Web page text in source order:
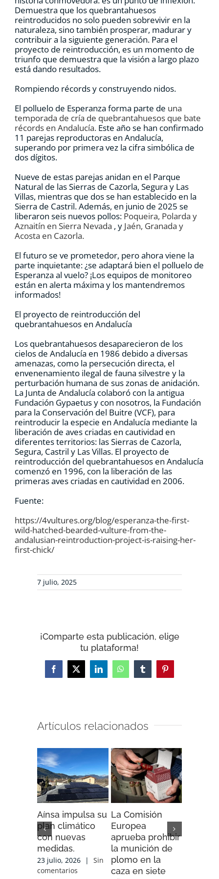
Demuestra que los quebrantahuesos
reintroducidos no solo pueden sobrevivir en la
naturaleza, sino también prosperar, madurar y
contribuir a la siguiente generación. Para el
proyecto de reintroducción, es un momento de
triunfo que demuestra que la visión a largo plazo
está dando resultados.
Rompiendo récords y construyendo nidos.
El polluelo de Esperanza forma parte de una
temporada de cría de quebrantahuesos que bate
récords en Andalucía.Este año se han confirmado
11 parejas reproductoras en Andalucía,
superando por primera vez la cifra simbólica de
dos dígitos.
Nueve de estas parejas anidan en el Parque
Natural de las Sierras de Cazorla, Segura y Las
Villas, mientras que dos se han establecido en la
Sierra de Castril. Además, en junio de 2025 se
liberaron seis nuevos pollos: Poqueira, Polarda y
Aznaitín en Sierra Nevada , y Jaén, Granada y
Acosta en Cazorla.
El futuro se ve prometedor, pero ahora viene la
parte inquietante: ¿se adaptará bien el polluelo de
Esperanza al vuelo? ¡Los equipos de monitoreo
están en alerta máxima y los mantendremos
informados!
El proyecto de reintroducción del
quebrantahuesos en Andalucía
Los quebrantahuesos desaparecieron de los
cielos de Andalucía en 1986 debido a diversas
amenazas, como la persecución directa, el
envenenamiento ilegal de fauna silvestre y la
perturbación humana de sus zonas de anidación.
La Junta de Andalucía colaboró ​​con la antigua
Fundación Gypaetus y con nosotros, la Fundación
para la Conservación del Buitre (VCF), para
reintroducir la especie en Andalucía mediante la
liberación de aves criadas en cautividad en
diferentes territorios: las Sierras de Cazorla,
Segura, Castril y Las Villas. El proyecto de
reintroducción del quebrantahuesos en Andalucía
comenzó en 1996, con la liberación de las
primeras aves criadas en cautividad en 2006.
Fuente:
https://4vultures.org/blog/esperanza-the-first-
wild-hatched-bearded-vulture-from-the-
andalusian-reintroduction-project-is-raising-her-
first-chick/
7 julio, 2025
¡Comparte esta publicación, elige
tu plataforma!
Facebook
X LinkedInWhatsAppTumblrPinterest
Artículos relacionados
Aínsa impulsa su
plan climático
con nuevas
medidas.
23 julio, 2026 |
Sin
comentarios
La Comisión
Europea
aprueba prohibir
la munición de
plomo en la
caza en siete